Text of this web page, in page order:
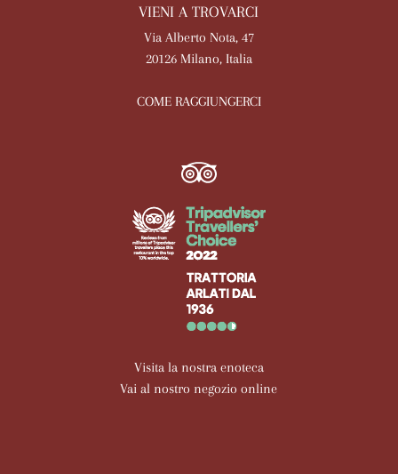
VIENI A TROVARCI
Via Alberto Nota, 47
20126 Milano, Italia
COME RAGGIUNGERCI
Visita la nostra enoteca
Vai al nostro negozio online